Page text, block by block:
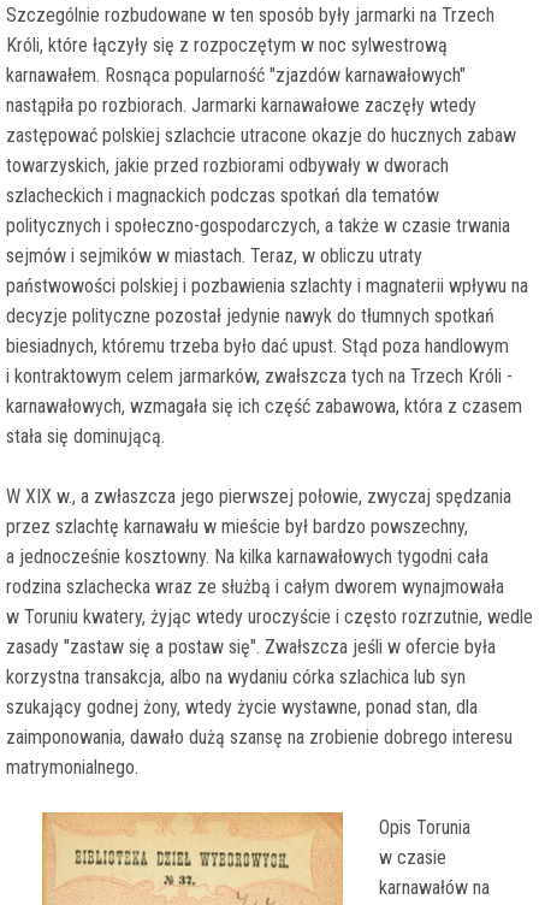
Szczególnie rozbudowane w ten sposób były jarmarki na Trzech
Króli, które łączyły się z rozpoczętym w noc sylwestrową
karnawałem. Rosnąca popularność "zjazdów karnawałowych"
nastąpiła po rozbiorach. Jarmarki karnawałowe zaczęły wtedy
zastępować polskiej szlachcie utracone okazje do hucznych zabaw
towarzyskich, jakie przed rozbiorami odbywały w dworach
szlacheckich i magnackich podczas spotkań dla tematów
politycznych i społeczno-gospodarczych, a także w czasie trwania
sejmów i sejmików w miastach. Teraz, w obliczu utraty
państwowości polskiej i pozbawienia szlachty i magnaterii wpływu na
decyzje polityczne pozostał jedynie nawyk do tłumnych spotkań
biesiadnych, któremu trzeba było dać upust. Stąd poza handlowym
i kontraktowym celem jarmarków, zwałszcza tych na Trzech Króli -
karnawałowych, wzmagała się ich część zabawowa, która z czasem
stała się dominującą.
W XIX w., a zwłaszcza jego pierwszej połowie, zwyczaj spędzania
przez szlachtę karnawału w mieście był bardzo powszechny,
a jednocześnie kosztowny. Na kilka karnawałowych tygodni cała
rodzina szlachecka wraz ze służbą i całym dworem wynajmowała
w Toruniu kwatery, żyjąc wtedy uroczyście i często rozrzutnie, wedle
zasady "zastaw się a postaw się". Zwałszcza jeśli w ofercie była
korzystna transakcja, albo na wydaniu córka szlachica lub syn
szukający godnej żony, wtedy życie wystawne, ponad stan, dla
zaimponowania, dawało dużą szansę na zrobienie dobrego interesu
matrymonialnego.
Opis Torunia
w czasie
karnawałów na